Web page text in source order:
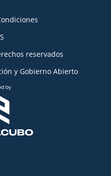
reservados
y Gobierno Abierto